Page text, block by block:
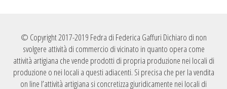
© Copyright 2017-2019 Fedra di Federica Gaffuri Dichiaro di non
svolgere attività di commercio di vicinato in quanto opera come
attività artigiana che vende prodotti di propria produzione nei locali di
produzione o nei locali a questi adiacenti. Si precisa che per la vendita
on line l’attività artigiana si concretizza giuridicamente nei locali di